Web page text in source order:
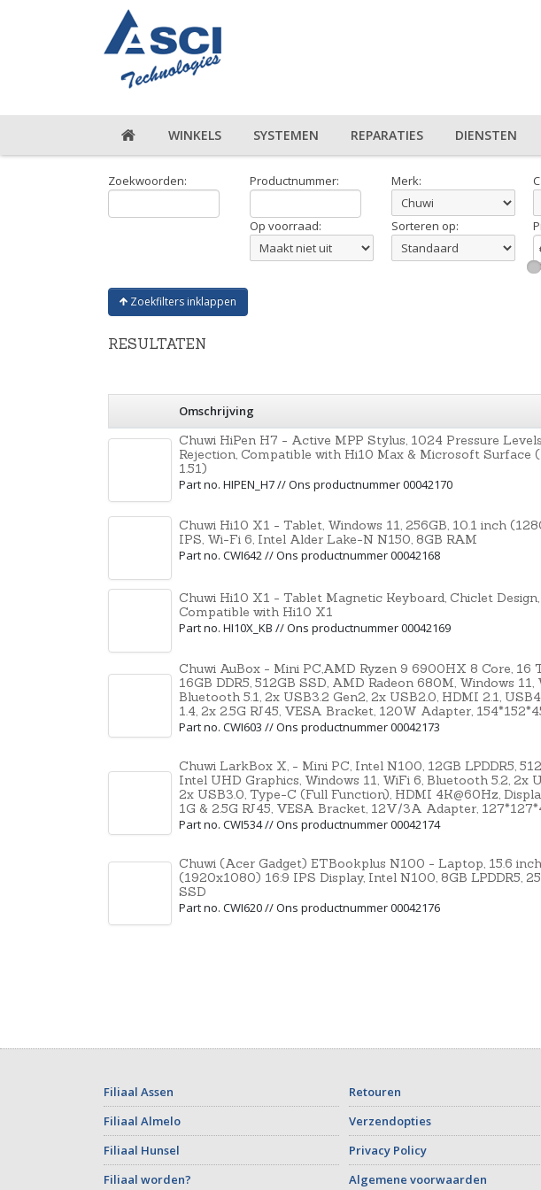
WINKELS SYSTEMEN REPARATIES DIENSTEN
Zoekwoorden: Productnummer: Merk:
Op voorraad: Sorteren op:
Zoekfilters inklappen
RESULTATEN
Omschrijving
Chuwi HiPen H7 - Active MPP Stylus, 1024 Pressure
Rejection, Compatible with Hi10 Max & Microsoft Surface
1.51)
Part no. HIPEN_H7 // Ons productnummer 00042170
Chuwi Hi10 X1 - Tablet, Windows 11, 256GB, 10.1 inch
IPS, Wi-Fi 6, Intel Alder Lake-N N150, 8GB RAM
Part no. CWI642 // Ons productnummer 00042168
Chuwi Hi10 X1 - Tablet Magnetic Keyboard, Chiclet Design,
Compatible with Hi10 X1
Part no. HI10X_KB // Ons productnummer 00042169
Chuwi AuBox - Mini PC,AMD Ryzen 9 6900HX 8 Core, 16
16GB DDR5, 512GB SSD, AMD Radeon 680M, Windows 11,
Bluetooth 5.1, 2x USB3.2 Gen2, 2x USB2.0, HDMI 2.1,
1.4, 2x 2.5G RJ45, VESA Bracket, 120W Adapter,
Part no. CWI603 // Ons productnummer 00042173
Chuwi LarkBox X, - Mini PC, Intel N100, 12GB LPDDR5,
Intel UHD Graphics, Windows 11, WiFi 6, Bluetooth 5.2, 2x
2x USB3.0, Type-C (Full Function), HDMI 4K@60Hz,
1G & 2.5G RJ45, VESA Bracket, 12V/3A Adapter,
Part no. CWI534 // Ons productnummer 00042174
Chuwi (Acer Gadget) ETBookplus N100 - Laptop, 15.6
(1920x1080) 16:9 IPS Display, Intel N100, 8GB LPDDR5,
SSD
Part no. CWI620 // Ons productnummer 00042176
Filiaal Assen
Filiaal Almelo
Filiaal Hunsel
Filiaal worden?
Retouren
Verzendopties
Privacy Policy
Algemene voorwaarden